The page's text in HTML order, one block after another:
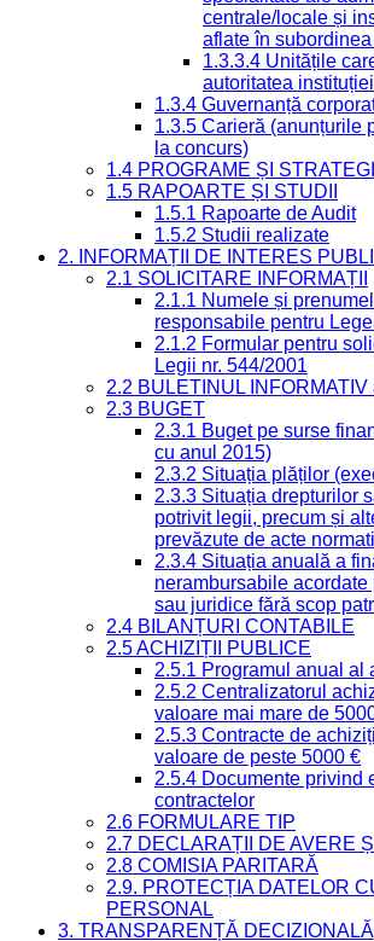
centrale/locale și
aflate în
1.3.3.4 Unitățile
autoritatea instituției
1.3.4 Guvernanță
1.3.5 Carieră (anunțurile
la concurs)
1.4 PROGRAME ȘI STRATEGII
1.5 RAPOARTE ȘI STUDII
1.5.1 Rapoarte de Audit
1.5.2 Studii realizate
2. INFORMAȚII DE INTERES
2.1 SOLICITARE INFORMAȚII
2.1.1 Numele și
responsabile pentru
2.1.2 Formular pentru
Legii nr. 544/2001
2.2 BULETINUL
2.3 BUGET
2.3.1 Buget pe surse
cu anul 2015)
2.3.2 Situația plăților
2.3.3 Situația drepturilor
potrivit legii, precum și
prevăzute de acte
2.3.4 Situația anuală a
nerambursabile
sau juridice fără scop
2.4 BILANȚURI CONTABILE
2.5 ACHIZIȚII PUBLICE
2.5.1 Programul anual al
2.5.2 Centralizatorul
valoare mai mare de
2.5.3 Contracte de
valoare de peste 5000 €
2.5.4 Documente privind
contractelor
2.6 FORMULARE TIP
2.7 DECLARAȚII DE AVERE
2.8 COMISIA PARITARĂ
2.9. PROTECȚIA DATELOR
PERSONAL
3. TRANSPARENȚĂ DECIZIONALĂ